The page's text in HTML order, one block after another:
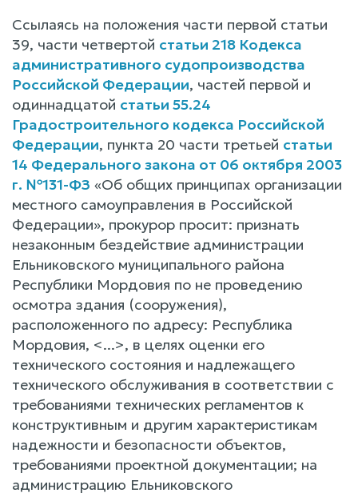
Ссылаясь на положения части первой статьи
39, части четвертой статьи 218 Кодекса
административного судопроизводства
Российской Федерации, частей первой и
одиннадцатой статьи 55.24
Градостроительного кодекса Российской
Федерации, пункта 20 части третьей статьи
14 Федерального закона от 06 октября 2003
г. №131-ФЗ «Об общих принципах организации
местного самоуправления в Российской
Федерации», прокурор просит: признать
незаконным бездействие администрации
Ельниковского муниципального района
Республики Мордовия по не проведению
осмотра здания (сооружения),
расположенного по адресу: Республика
Мордовия, <...>, в целях оценки его
технического состояния и надлежащего
технического обслуживания в соответствии с
требованиями технических регламентов к
конструктивным и другим характеристикам
надежности и безопасности объектов,
требованиями проектной документации; на
администрацию Ельниковского